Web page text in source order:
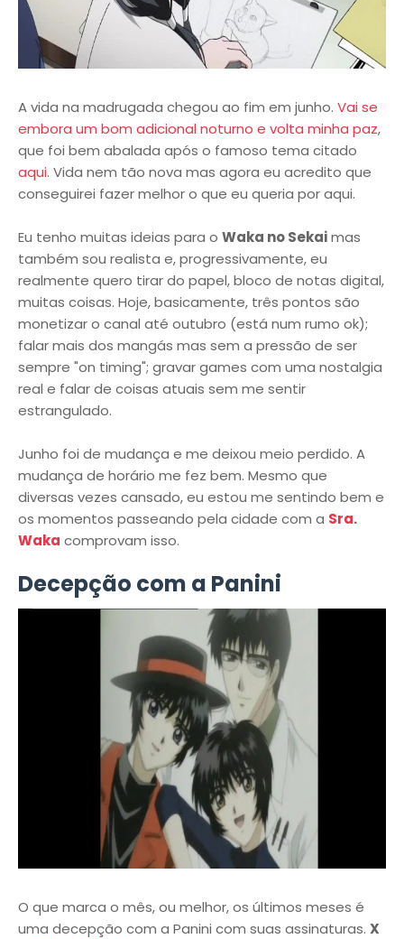
A vida na madrugada chegou ao fim em junho. Vai se
embora um bom adicional noturno e volta minha paz,
que foi bem abalada após o famoso tema citado
aqui. Vida nem tão nova mas agora eu acredito que
conseguirei fazer melhor o que eu queria por aqui.
Eu tenho muitas ideias para o Waka no Sekaimas
também sou realista e, progressivamente, eu
realmente quero tirar do papel, bloco de notas digital,
muitas coisas. Hoje, basicamente, três pontos são
monetizar o canal até outubro (está num rumo ok);
falar mais dos mangás mas sem a pressão de ser
sempre "on timing"; gravar games com uma nostalgia
real e falar de coisas atuais sem me sentir
estrangulado.
Junho foi de mudança e me deixou meio perdido. A
mudança de horário me fez bem. Mesmo que
diversas vezes cansado, eu estou me sentindo bem e
os momentos passeando pela cidade com a Sra.
Waka comprovam isso.
Decepção com a Panini
O que marca o mês, ou melhor, os últimos meses é
uma decepção com a Panini com suas assinaturas. X